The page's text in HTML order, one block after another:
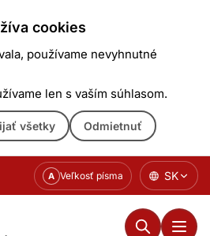
cookies
používame nevyhnutné
len s vaším súhlasom.
všetky Odmietnuť
A Veľkosť písma SK